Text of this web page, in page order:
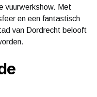
vuurwerkshow. Met
en een fantastisch
van Dordrecht belooft